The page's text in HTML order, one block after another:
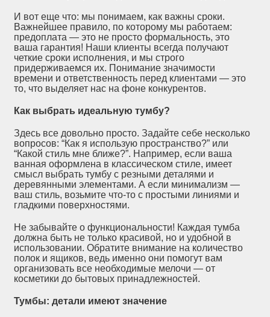
И вот еще что: мы понимаем, как важны сроки.
Важнейшее правило, по которому мы работаем:
предоплата — это не просто формальность, это
ваша гарантия! Наши клиенты всегда получают
четкие сроки исполнения, и мы строго
придерживаемся их. Понимание значимости
времени и ответственность перед клиентами — это
то, что выделяет нас на фоне конкурентов.
Как выбрать идеальную тумбу?
Здесь все довольно просто. Задайте себе несколько
вопросов: “Как я использую пространство?” или
“Какой стиль мне ближе?”. Например, если ваша
ванная оформлена в классическом стиле, имеет
смысл выбрать тумбу с резными деталями и
деревянными элементами. А если минимализм —
ваш стиль, возьмите что-то с простыми линиями и
гладкими поверхностями.
Не забывайте о функциональности! Каждая тумба
должна быть не только красивой, но и удобной в
использовании. Обратите внимание на количество
полок и ящиков, ведь именно они помогут вам
организовать все необходимые мелочи — от
косметики до бытовых принадлежностей.
Тумбы: детали имеют значение